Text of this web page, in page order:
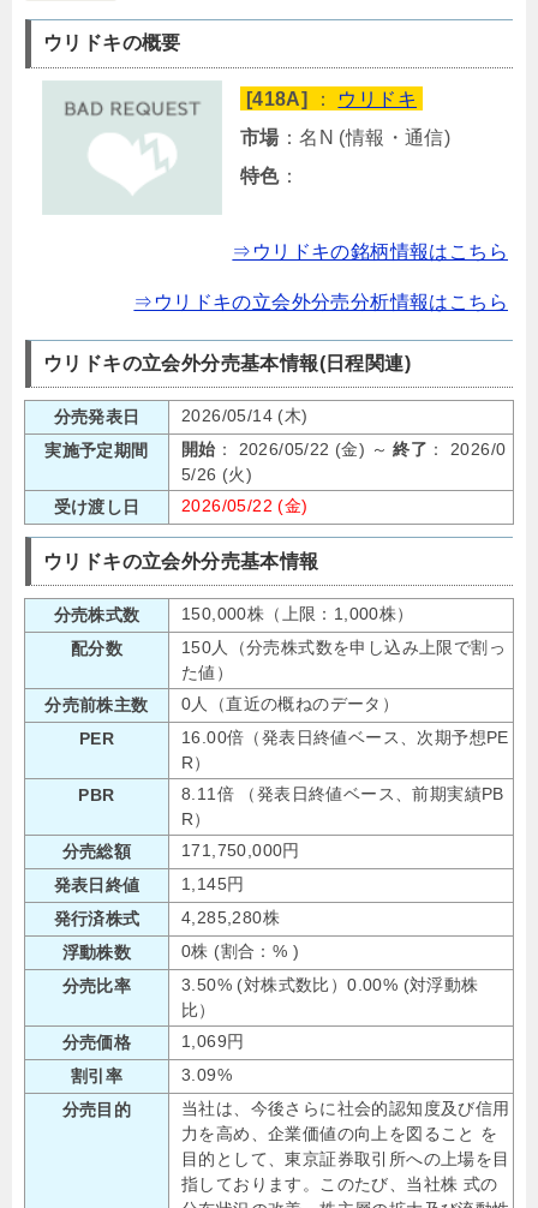
ウリドキの概要
[418A] ： ウリドキ
市場：名N (情報・通信)
特色：
⇒ウリドキの銘柄情報はこちら
⇒ウリドキの立会外分売分析情報はこちら
ウリドキの立会外分売基本情報(日程関連)
分売発表日
2026/05/14 (木)
実施予定期間
開始 ： 2026/05/22 (金) ～終了 ： 2026/0
5/26 (火)
受け渡し日
2026/05/22 (金)
ウリドキの立会外分売基本情報
分売株式数
150,000株（上限：1,000株）
配分数
150人（分売株式数を申し込み上限で割っ
た値）
分売前株主数
0人（直近の概ねのデータ）
PER
16.00倍（発表日終値ベース、次期予想PE
R）
PBR
8.11倍 （発表日終値ベース、前期実績PB
R）
分売総額
171,750,000円
発表日終値
1,145円
発行済株式
4,285,280株
浮動株数
0株 (割合：% )
分売比率
3.50% (対株式数比）0.00% (対浮動株
比）
分売価格
1,069円
割引率
3.09%
分売目的
当社は、今後さらに社会的認知度及び信用
力を高め、企業価値の向上を図ること を
目的として、東京証券取引所への上場を目
指しております。このたび、当社株 式の